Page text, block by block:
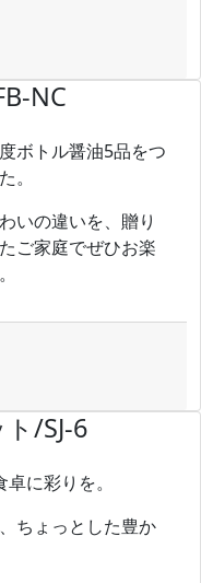
NC
ボトル醤油5品をつ
。
いの違いを、贈り
ご家庭でぜひお楽
/SJ-6
に彩りを。
ちょっとした豊か